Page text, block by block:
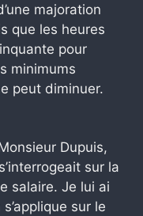
majoration
que les heures
pour
minimums
peut diminuer.
Dupuis,
sur la
salaire. Je lui ai
sur le